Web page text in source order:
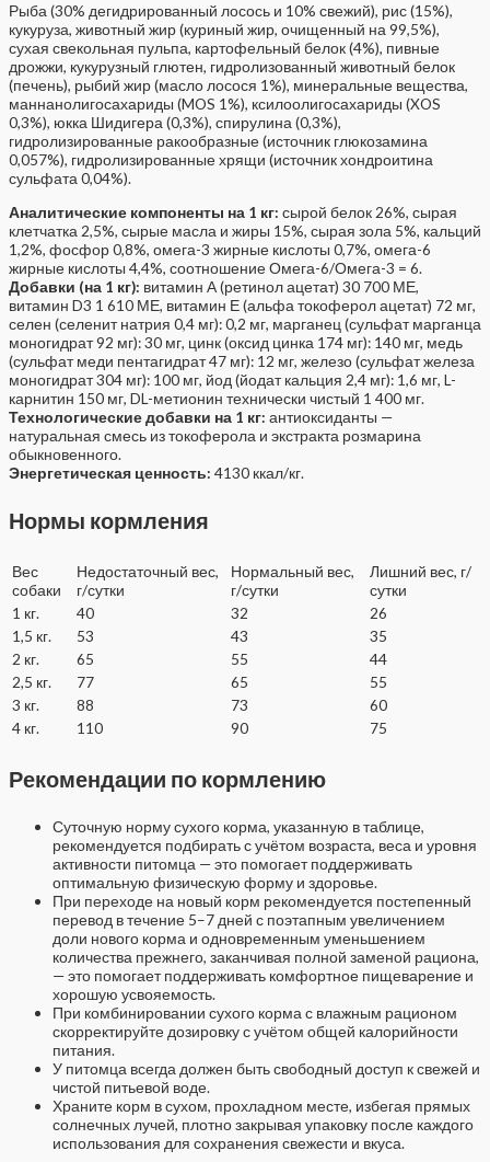
Рыба (30% дегидрированный лосось и 10% свежий), рис (15%),
кукуруза, животный жир (куриный жир, очищенный на 99,5%),
сухая свекольная пульпа, картофельный белок (4%), пивные
дрожжи, кукурузный глютен, гидролизованный животный белок
(печень), рыбий жир (масло лосося 1%), минеральные вещества,
маннанолигосахариды (MOS 1%), ксилоолигосахариды (XOS
0,3%), юкка Шидигера (0,3%), спирулина (0,3%),
гидролизированные ракообразные (источник глюкозамина
0,057%), гидролизированные хрящи (источник хондроитина
сульфата 0,04%).
Аналитические компоненты на 1 кг: сырой белок 26%, сырая
клетчатка 2,5%, сырые масла и жиры 15%, сырая зола 5%, кальций
1,2%, фосфор 0,8%, омега-3 жирные кислоты 0,7%, омега-6
жирные кислоты 4,4%, соотношение Омега-6/Омега-3 = 6.
Добавки (на 1 кг): витамин А (ретинол ацетат) 30 700 МЕ,
витамин D3 1 610 МЕ, витамин Е (альфа токоферол ацетат) 72 мг,
селен (селенит натрия 0,4 мг): 0,2 мг, марганец (сульфат марганца
моногидрат 92 мг): 30 мг, цинк (оксид цинка 174 мг): 140 мг, медь
(сульфат меди пентагидрат 47 мг): 12 мг, железо (сульфат железа
моногидрат 304 мг): 100 мг, йод (йодат кальция 2,4 мг): 1,6 мг, L-
карнитин 150 мг, DL-метионин технически чистый 1 400 мг.
Технологические добавки на 1 кг: антиоксиданты —
натуральная смесь из токоферола и экстракта розмарина
обыкновенного.
Энергетическая ценность: 4130 ккал/кг.
Нормы кормления
Вес
собаки
Недостаточный вес,
г/сутки
Нормальный вес,
г/сутки
Лишний вес, г/
сутки
1 кг.
40 32
26
1,5 кг.
53 43
35
2 кг.
65 55
44
2,5 кг.
77 65
55
3 кг.
88 73
60
4 кг.
110 90 75
Рекомендации по кормлению
Суточную норму сухого корма, указанную в таблице,
рекомендуется подбирать с учётом возраста, веса и уровня
активности питомца — это помогает поддерживать
оптимальную физическую форму и здоровье.
При переходе на новый корм рекомендуется постепенный
перевод в течение 5–7 дней с поэтапным увеличением
доли нового корма и одновременным уменьшением
количества прежнего, заканчивая полной заменой рациона,
— это помогает поддерживать комфортное пищеварение и
хорошую усвояемость.
При комбинировании сухого корма с влажным рационом
скорректируйте дозировку с учётом общей калорийности
питания.
У питомца всегда должен быть свободный доступ к свежей и
чистой питьевой воде.
Храните корм в сухом, прохладном месте, избегая прямых
солнечных лучей, плотно закрывая упаковку после каждого
использования для сохранения свежести и вкуса.